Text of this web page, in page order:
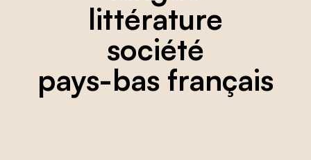
littérature
société
pays-bas français